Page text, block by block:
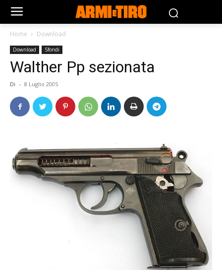
Home Download
Download Sfondi
Walther Pp sezionata
Di - 8 Luglio 2005